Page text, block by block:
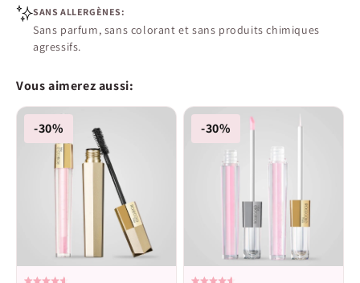
SANS ALLERGÈNES:
Sans parfum, sans colorant et sans produits chimiques
agressifs.
Vous aimerez aussi:
-30% -30%